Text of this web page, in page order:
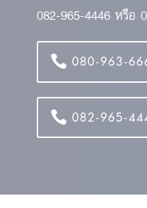
082-965-4446 หรือ
080-963-
082-965-